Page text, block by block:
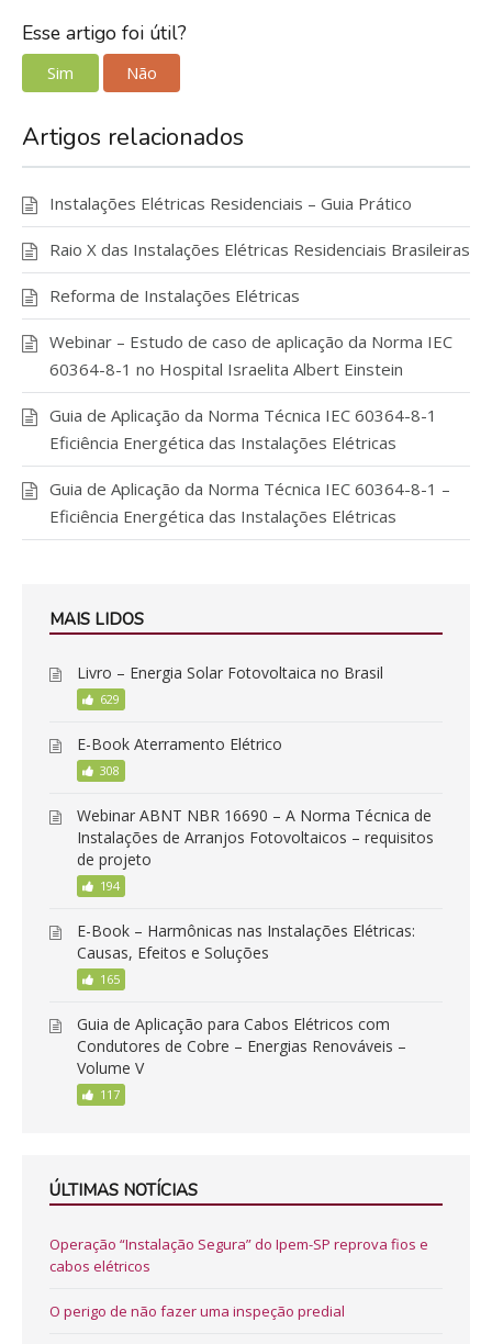
Esse artigo foi útil?
Sim Não
Artigos relacionados
Instalações Elétricas Residenciais – Guia Prático
Raio X das Instalações Elétricas Residenciais Brasileiras
Reforma de Instalações Elétricas
Webinar – Estudo de caso de aplicação da Norma IEC
60364-8-1 no Hospital Israelita Albert Einstein
Guia de Aplicação da Norma Técnica IEC 60364-8-1
Eficiência Energética das Instalações Elétricas
Guia de Aplicação da Norma Técnica IEC 60364-8-1 –
Eficiência Energética das Instalações Elétricas
MAIS LIDOS
Livro – Energia Solar Fotovoltaica no Brasil
629
E-Book Aterramento Elétrico
308
Webinar ABNT NBR 16690 – A Norma Técnica de
Instalações de Arranjos Fotovoltaicos – requisitos
de projeto
194
E-Book – Harmônicas nas Instalações Elétricas:
Causas, Efeitos e Soluções
165
Guia de Aplicação para Cabos Elétricos com
Condutores de Cobre – Energias Renováveis –
Volume V
117
ÚLTIMAS NOTÍCIAS
Operação “Instalação Segura” do Ipem-SP reprova fios e
cabos elétricos
O perigo de não fazer uma inspeção predial